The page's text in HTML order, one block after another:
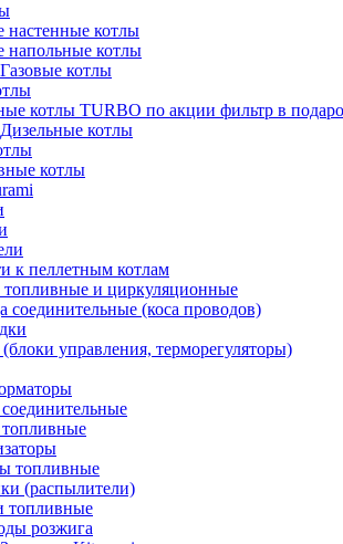
настенные котлы
напольные котлы
котлы
котлы TURBO по акции фильтр в
котлы
котлы
к пеллетным котлам
и циркуляционные
соединительные (коса проводов)
управления, терморегуляторы)
топливные
(распылители)
топливные
розжига